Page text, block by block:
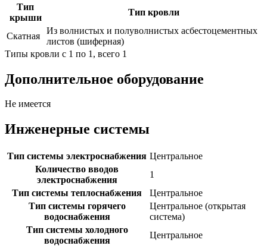
Тип
крыши
Тип кровли
Скатная
Из волнистых и полуволнистых асбестоцементных
листов (шиферная)
Типы кровли с 1 по 1, всего 1
Дополнительное оборудование
Не имеется
Инженерные системы
Тип системы электроснабжения Центральное
Количество вводов
электроснабжения
1
Тип системы теплоснабжения
Центральное
Тип системы горячего
водоснабжения
Центральное (открытая
система)
Тип системы холодного
водоснабжения
Центральное